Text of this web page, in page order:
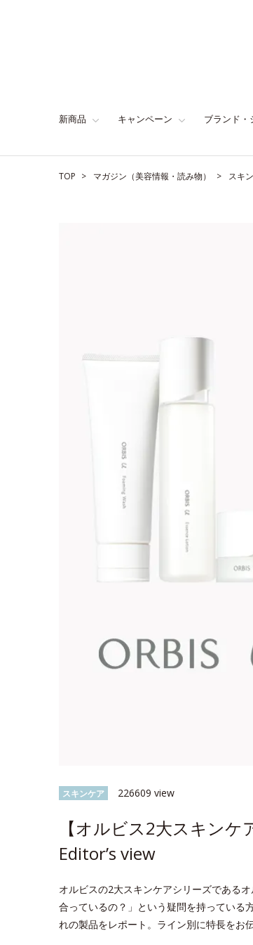
新商品 キャンペーン ブランド・
TOP マガジン（美容情報・読み物） スキ
スキンケア 226609 view
【オルビス2大スキン
Editor’s view
オルビスの2大スキンケアシリーズである
合っているの？」という疑問を持っている
れの製品をレポート。ライン別に特長をお